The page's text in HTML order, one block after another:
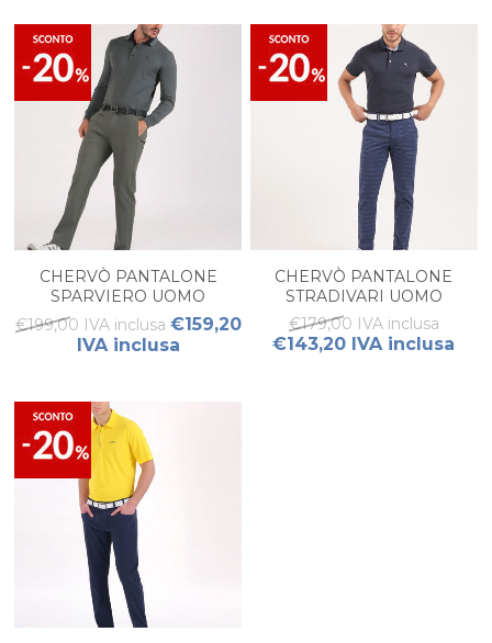
CHERVÒ PANTALONE
SPARVIERO UOMO
€199,00 IVA inclusa €159,20
IVA inclusa
CHERVÒ PANTALONE
STRADIVARI UOMO
€179,00 IVA inclusa
€143,20 IVA inclusa